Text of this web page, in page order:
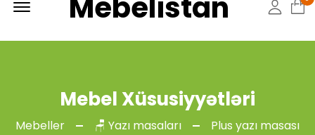
Mebel Xüsusiyyətləri
Mebeller 🪑 Yazı masaları Plus yazı masası